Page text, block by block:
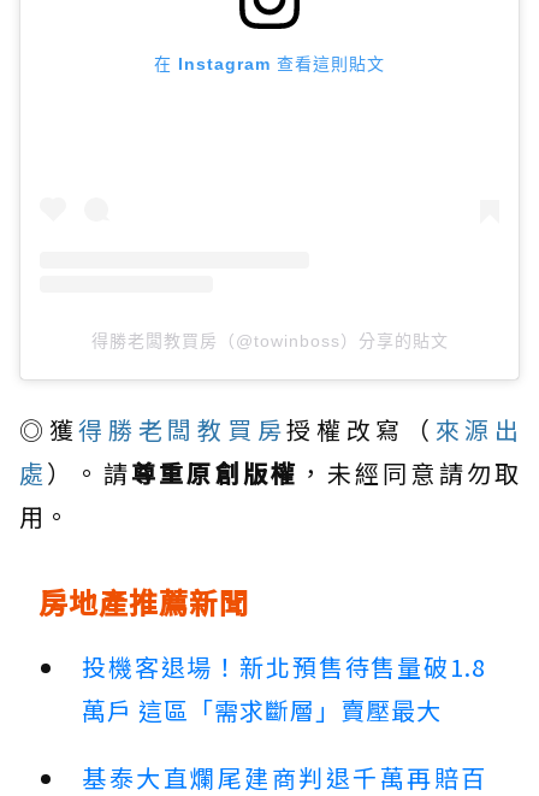
在 Instagram 查看這則貼文
得勝老闆教買房（@towinboss）分享的貼文
◎獲得勝老闆教買房授權改寫（ 來源出
處）。請尊重原創版權 ，未經同意請勿取
用。
房地產推薦新聞
投機客退場！新北預售待售量破1.8
萬戶 這區「需求斷層」賣壓最大
基泰大直爛尾建商判退千萬再賠百